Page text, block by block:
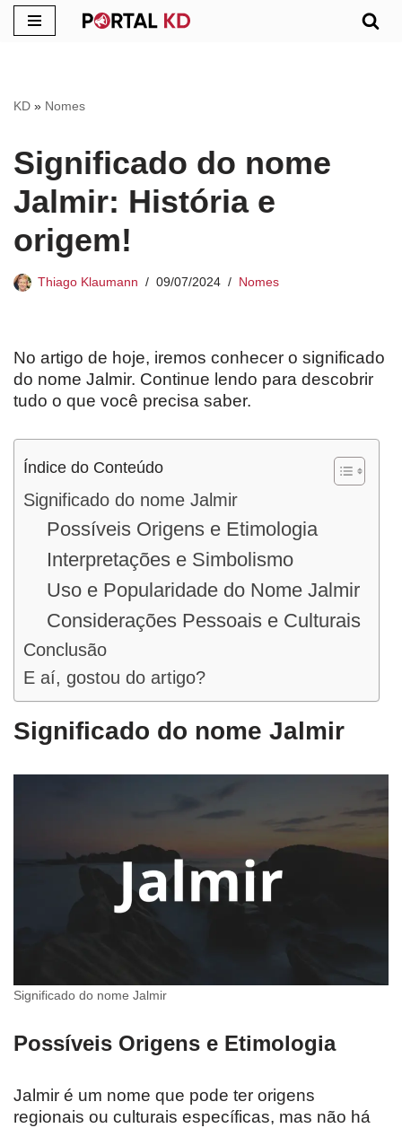
conteúdo
KD » Nomes
Significado do nome
Jalmir: História e
origem!
Thiago Klaumann 09/07/2024 Nomes
No artigo de hoje, iremos conhecer o significado
do nome Jalmir. Continue lendo para descobrir
tudo o que você precisa saber.
Índice do Conteúdo
Significado do nome Jalmir
Possíveis Origens e Etimologia
Interpretações e Simbolismo
Uso e Popularidade do Nome Jalmir
Considerações Pessoais e Culturais
Conclusão
E aí, gostou do artigo?
Significado do nome Jalmir
Significado do nome Jalmir
Possíveis Origens e Etimologia
Jalmir é um nome que pode ter origens
regionais ou culturais específicas, mas não há